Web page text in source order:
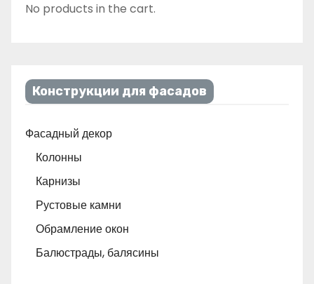
No products in the cart.
Конструкции для фасадов
Фасадный декор
Колонны
Карнизы
Рустовые камни
Обрамление окон
Балюстрады, балясины